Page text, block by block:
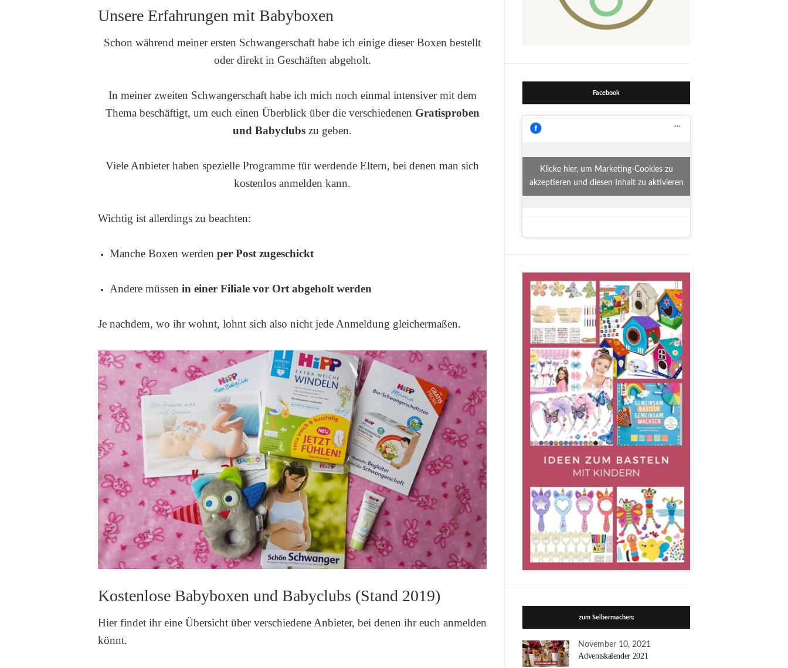
Unsere Erfahrungen mit Babyboxen
Schon während meiner ersten Schwangerschaft habe ich einige dieser Boxen bestellt
oder direkt in Geschäften abgeholt.
In meiner zweiten Schwangerschaft habe ich mich noch einmal intensiver mit dem
Thema beschäftigt, um euch einen Überblick über die verschiedenen Gratisproben
und Babyclubs zu geben.
Viele Anbieter haben spezielle Programme für werdende Eltern, bei denen man sich
kostenlos anmelden kann.
Wichtig ist allerdings zu beachten:
Manche Boxen werden per Post zugeschickt
Andere müssen in einer Filiale vor Ort abgeholt werden
Je nachdem, wo ihr wohnt, lohnt sich also nicht jede Anmeldung gleichermaßen.
Kostenlose Babyboxen und Babyclubs (Stand 2019)
Hier findet ihr eine Übersicht über verschiedene Anbieter, bei denen ihr euch anmelden
könnt.
Facebook
Klicke hier, um Marketing-Cookies zu
akzeptieren und diesen Inhalt zu aktivieren
zum Selbermachen:
November 10, 2021
Adventskalender 2021